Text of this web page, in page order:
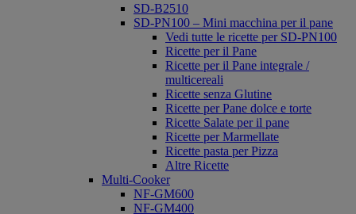
SD-B2510
SD-PN100 – Mini macchina per il pane
Vedi tutte le ricette per SD-PN100
Ricette per il Pane
Ricette per il Pane integrale /
multicereali
Ricette senza Glutine
Ricette per Pane dolce e torte
Ricette Salate per il pane
Ricette per Marmellate
Ricette pasta per Pizza
Altre Ricette
Multi-Cooker
NF-GM600
NF-GM400